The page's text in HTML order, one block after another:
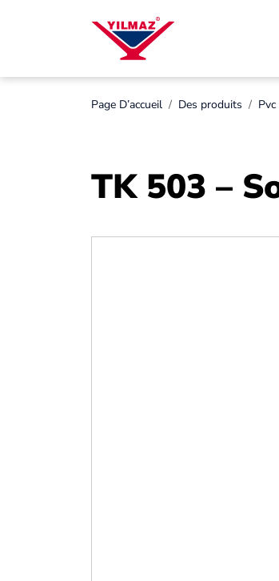
Page D’accueil Des produits Pvc
TK 503 –